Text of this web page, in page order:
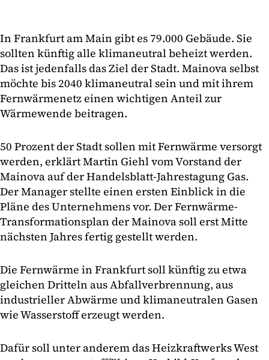
In Frankfurt am Main gibt es 79.000 Gebäude. Sie
sollten künftig alle klimaneutral beheizt werden.
Das ist jedenfalls das Ziel der Stadt. Mainova selbst
möchte bis 2040 klimaneutral sein und mit ihrem
Fernwärmenetz einen wichtigen Anteil zur
Wärmewende beitragen.
50 Prozent der Stadt sollen mit Fernwärme versorgt
werden, erklärt Martin Giehl vom Vorstand der
Mainova auf der Handelsblatt-Jahrestagung Gas.
Der Manager stellte einen ersten Einblick in die
Pläne des Unternehmens vor. Der Fernwärme-
Transformationsplan der Mainova soll erst Mitte
nächsten Jahres fertig gestellt werden.
Die Fernwärme in Frankfurt soll künftig zu etwa
gleichen Dritteln aus Abfallverbrennung, aus
industrieller Abwärme und klimaneutralen Gasen
wie Wasserstoff erzeugt werden.
Dafür soll unter anderem das Heizkraftwerks West